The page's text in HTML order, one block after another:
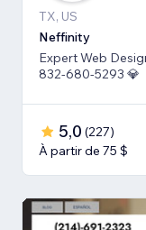
TX, US
Neffinity
Expert Web
832-680-5293 💎
5,0 (227)
À partir de 75 $